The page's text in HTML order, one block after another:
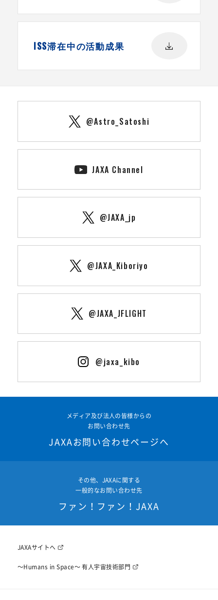
ISS滞在中の活動成果
@Astro_Satoshi
JAXA Channel
@JAXA_jp
@JAXA_Kiboriyo
@JAXA_JFLIGHT
@jaxa_kibo
メディア及び法人の皆様からの
お問い合わせ先
JAXAお問い合わせページへ
その他、JAXAに関する
一般的なお問い合わせ先
ファン！ファン！JAXA
JAXAサイトへ
〜Humans in Space〜 有人宇宙技術部門